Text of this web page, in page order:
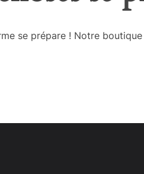
se prépare ! Notre